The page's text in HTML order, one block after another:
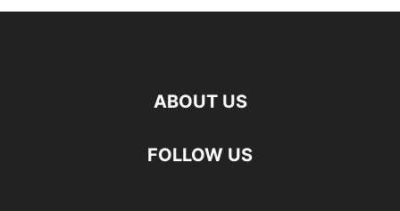
ABOUT US
FOLLOW US